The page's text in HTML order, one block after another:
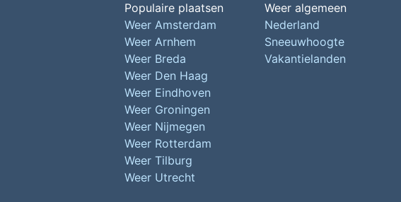
Populaire plaatsen
Weer Amsterdam
Weer Arnhem
Weer Breda
Weer Den Haag
Weer Eindhoven
Weer Groningen
Weer Nijmegen
Weer Rotterdam
Weer Tilburg
Weer Utrecht
Weer algemeen
Nederland
Sneeuwhoogte
Vakantielanden